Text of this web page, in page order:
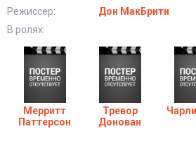
Режиссер:
Дон МакБрити
В ролях:
Мерритт
Паттерсон
Тревор
Донован